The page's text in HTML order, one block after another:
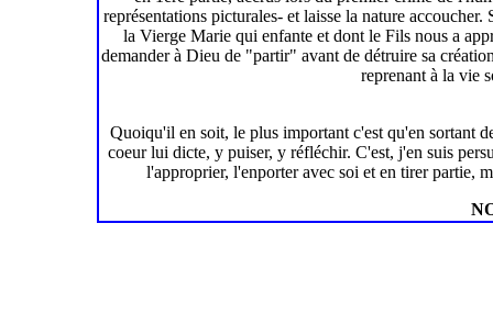
représentations picturales- et laisse la nature
la Vierge Marie qui enfante et dont le Fils nous a
demander à Dieu de "partir" avant de détruire sa
reprenant à la vie
Quoiqu'il en soit, le plus important c'est qu'en sortant
coeur lui dicte, y puiser, y réfléchir. C'est, j'en suis
l'approprier, l'enporter avec soi et en tirer partie,